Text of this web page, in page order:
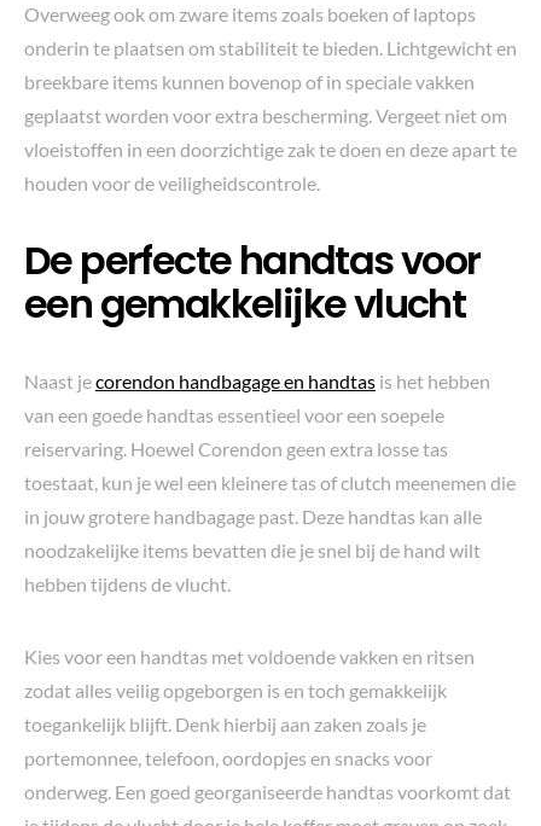
Overweeg ook om zware items zoals boeken of laptops
onderin te plaatsen om stabiliteit te bieden. Lichtgewicht en
breekbare items kunnen bovenop of in speciale vakken
geplaatst worden voor extra bescherming. Vergeet niet om
vloeistoffen in een doorzichtige zak te doen en deze apart te
houden voor de veiligheidscontrole.
De perfecte handtas voor
een gemakkelijke vlucht
Naast jecorendon handbagage en handtas is het hebben
van een goede handtas essentieel voor een soepele
reiservaring. Hoewel Corendon geen extra losse tas
toestaat, kun je wel een kleinere tas of clutch meenemen die
in jouw grotere handbagage past. Deze handtas kan alle
noodzakelijke items bevatten die je snel bij de hand wilt
hebben tijdens de vlucht.
Kies voor een handtas met voldoende vakken en ritsen
zodat alles veilig opgeborgen is en toch gemakkelijk
toegankelijk blijft. Denk hierbij aan zaken zoals je
portemonnee, telefoon, oordopjes en snacks voor
onderweg. Een goed georganiseerde handtas voorkomt dat